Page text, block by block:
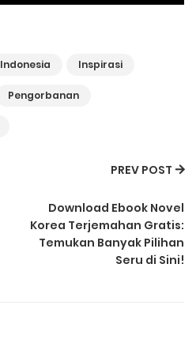
Indonesia Inspirasi
Pengorbanan
PREV POST
Download Ebook Novel
Korea Terjemahan Gratis:
Temukan Banyak Pilihan
Seru di Sini!